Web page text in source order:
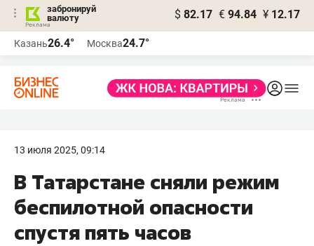
забронируй
валюту
$ 82.17 € 94.84 ¥ 12.17
Казань26.4° Москва24.7°
13 июля 2025, 09:14
В Татарстане сняли режим
беспилотной опасности
спустя пять часов